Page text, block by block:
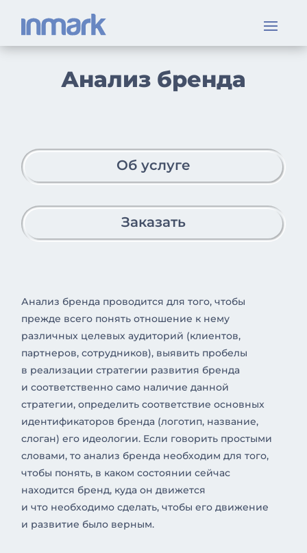
Анализ бренда
Об услуге
Заказать
Анализ бренда проводится для того, чтобы
прежде всего понять отношение к нему
различных целевых аудиторий (клиентов,
партнеров, сотрудников), выявить пробелы
в реализации стратегии развития бренда
и соответственно само наличие данной
стратегии, определить соответствие основных
идентификаторов бренда (логотип, название,
слоган) его идеологии. Если говорить простыми
словами, то анализ бренда необходим для того,
чтобы понять, в каком состоянии сейчас
находится бренд, куда он движется
и что необходимо сделать, чтобы его движение
и развитие было верным.